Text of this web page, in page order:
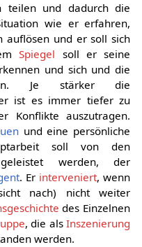
teilen und dadurch die
wie er erfahren,
auflösen und er soll sich
Spiegel soll er seine
und sich und die
Je stärker die
ist es immer tiefer zu
Konflikte auszutragen.
und eine persönliche
soll von den
werden, der
. Er interveniert, wenn
nach) nicht weiter
des Einzelnen
, die alsInszenierung
werden.